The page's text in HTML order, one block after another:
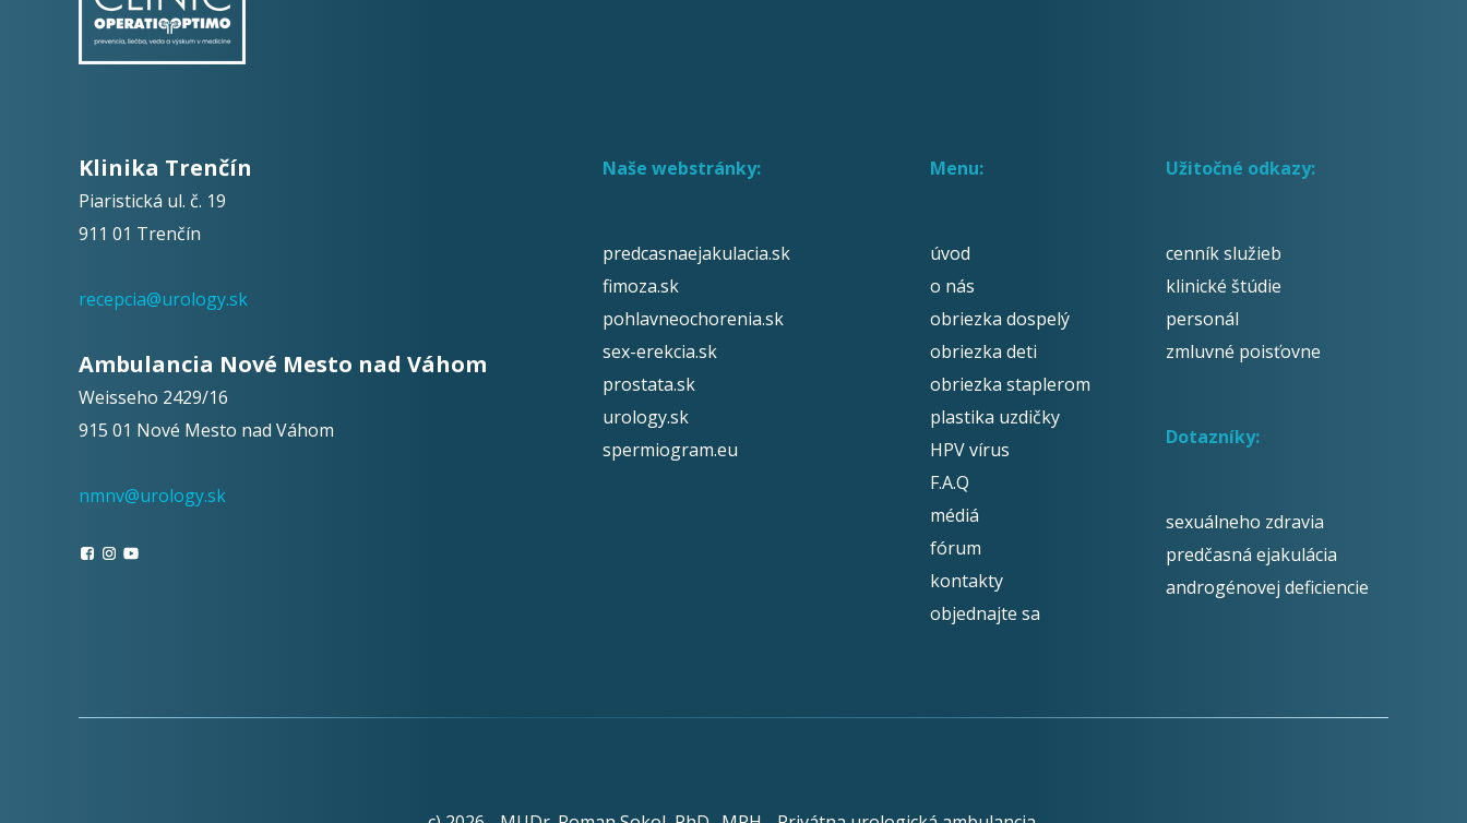
Klinika Trenčín
Piaristická ul. č. 19
911 01 Trenčín
recepcia@urology.sk
Ambulancia Nové Mesto nad Váhom
Weisseho 2429/16
915 01 Nové Mesto nad Váhom
nmnv@urology.sk
Naše webstránky:
predcasnaejakulacia.sk
fimoza.sk
pohlavneochorenia.sk
sex-erekcia.sk
prostata.sk
urology.sk
spermiogram.eu
Menu:
úvod
o nás
obriezka dospelý
obriezka deti
obriezka staplerom
plastika uzdičky
HPV vírus
F.A.Q
médiá
fórum
kontakty
objednajte sa
Užitočné odkazy:
cenník služieb
klinické štúdie
personál
zmluvné poisťovne
Dotazníky:
sexuálneho zdravia
predčasná ejakulácia
androgénovej deficiencie